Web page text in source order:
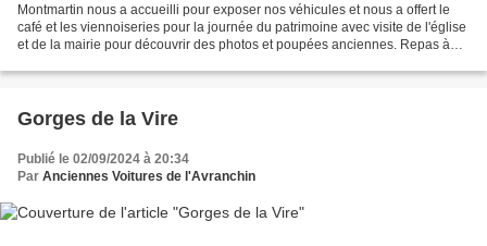
Montmartin nous a accueilli pour exposer nos véhicules et nous a offert le
café et les viennoiseries pour la journée du patrimoine avec visite de l'église
et de la mairie pour découvrir des photos et poupées anciennes. Repas à
Gorges de la Vire
Publié le 02/09/2024 à 20:34
Par Anciennes Voitures de l'Avranchin